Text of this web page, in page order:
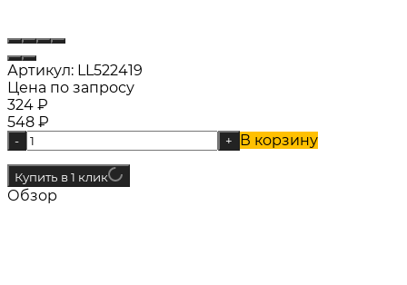
Артикул: LL522419
Цена по запросу
324 ₽
548 ₽
- + В корзину
Купить в 1 клик
Обзор